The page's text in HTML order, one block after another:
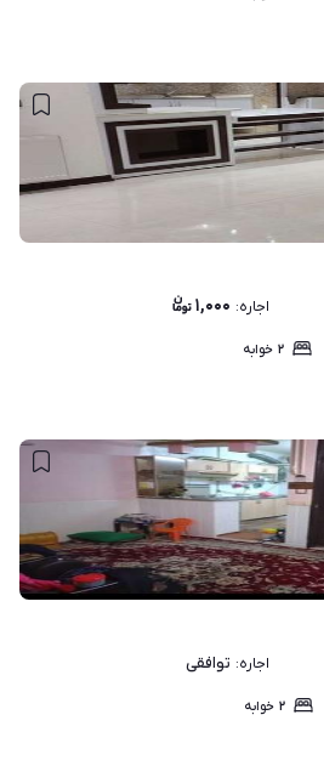
اجاره: ۱,۰۰۰
۲ خوابه
اجاره: توافقی
۲ خوابه